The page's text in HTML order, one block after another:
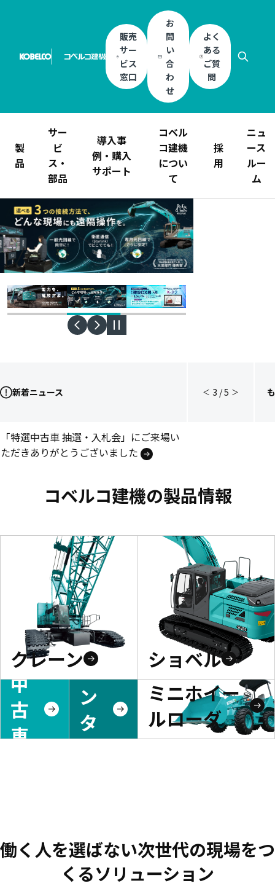
販売
サー
ビス
窓口
お
問
い
合
わ
せ
よく
ある
ご質
問
製
品
サー
ビ
ス・
部品
導入事
例・購入
サポート
コベル
コ建機
につい
て
採
用
ニュ
ース
ルー
ム
新着ニュース
「特選中古車 抽選・入札会」にご来場い
ただきありがとうございました
＜ 3 /5 ＞
コベルコ建機の製品情報
クレーン
ショベル
中
古
車
レ
ン
タ
ル
ミニホイー
ルローダ
働く人を選ばない次世代の現場をつ
くるソリューション